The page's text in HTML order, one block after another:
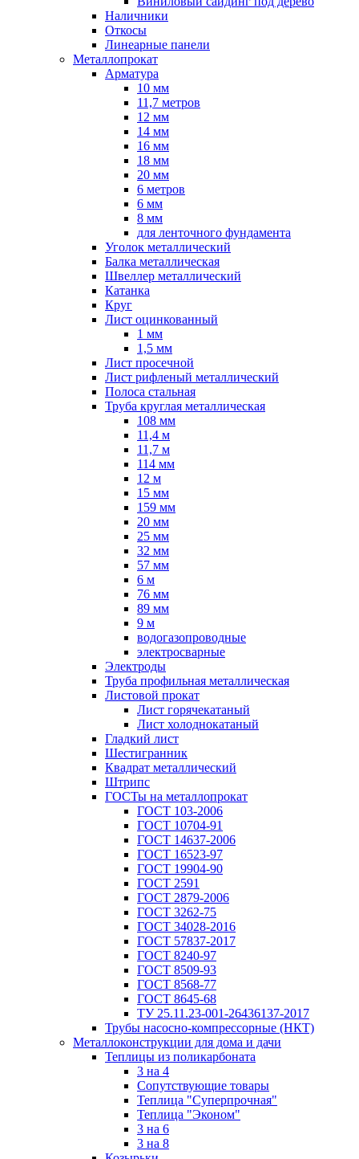
Наличники
Откосы
Линеарные панели
Металлопрокат
Арматура
10 мм
11,7 метров
12 мм
14 мм
16 мм
18 мм
20 мм
6 метров
6 мм
8 мм
для ленточного фундамента
Уголок металлический
Балка металлическая
Швеллер металлический
Катанка
Круг
Лист оцинкованный
1 мм
1,5 мм
Лист просечной
Лист рифленый металлический
Полоса стальная
Труба круглая металлическая
108 мм
11,4 м
11,7 м
114 мм
12 м
15 мм
159 мм
20 мм
25 мм
32 мм
57 мм
6 м
76 мм
89 мм
9 м
водогазопроводные
электросварные
Электроды
Труба профильная металлическая
Листовой прокат
Лист горячекатаный
Лист холоднокатаный
Гладкий лист
Шестигранник
Квадрат металлический
Штрипс
ГОСТы на металлопрокат
ГОСТ 103-2006
ГОСТ 10704-91
ГОСТ 14637-2006
ГОСТ 16523-97
ГОСТ 19904-90
ГОСТ 2591
ГОСТ 2879-2006
ГОСТ 3262-75
ГОСТ 34028-2016
ГОСТ 57837-2017
ГОСТ 8240-97
ГОСТ 8509-93
ГОСТ 8568-77
ГОСТ 8645-68
ТУ 25.11.23-001-26436137-2017
Трубы насосно-компрессорные (НКТ)
Металлоконструкции для дома и дачи
Теплицы из поликарбоната
3 на 4
Сопутствующие товары
Теплица "Суперпрочная"
Теплица "Эконом"
3 на 6
3 на 8